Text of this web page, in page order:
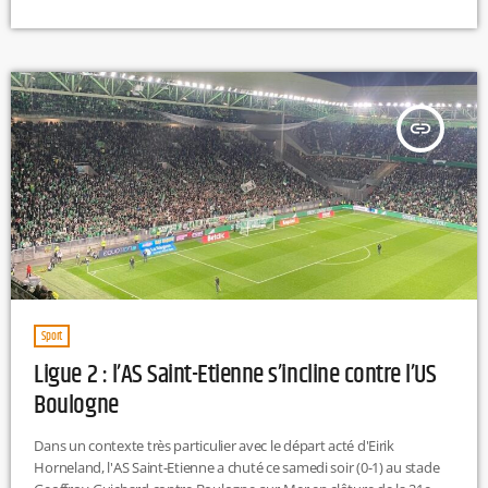
l’extérieur cette saison, qui confirme la dynamique positive du LOU.
insert_link
Sport
Ligue 2 : l’AS Saint-Etienne s’incline contre l’US
Boulogne
Dans un contexte très particulier avec le départ acté d'Eirik
Horneland, l'AS Saint-Etienne a chuté ce samedi soir (0-1) au stade